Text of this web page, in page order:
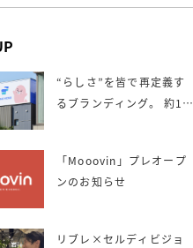
“らしさ”を皆で再定義す
るブランディング。 約1年
「Mooovin」プレオープ
ンのお知らせ
リブレ×セルディビジョ